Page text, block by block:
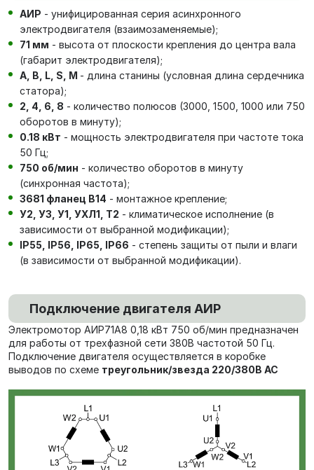
АИР - унифицированная серия асинхронного
электродвигателя (взаимозаменяемые);
71 мм - высота от плоскости крепления до центра вала
(габарит электродвигателя);
А, В, L, S, М - длина станины (условная длина сердечника
статора);
2, 4, 6, 8 - количество полюсов (3000, 1500, 1000 или 750
оборотов в минуту);
0.18 кВт - мощность электродвигателя при частоте тока
50 Гц;
750 об/мин - количество оборотов в минуту
(синхронная частота);
3681 фланец В14 - монтажное крепление;
У2, У3, У1, УХЛ1, Т2 - климатическое исполнение (в
зависимости от выбранной модификации);
IP55, IP56, IP65, IP66 - степень защиты от пыли и влаги
(в зависимости от выбранной модификации).
Подключение двигателя АИР
Электромотор АИР71А8 0,18 кВт 750 об/мин предназначен
для работы от трехфазной сети 380В частотой 50 Гц.
Подключение двигателя осуществляется в коробке
выводов по схеме треугольник/звезда 220/380В AC